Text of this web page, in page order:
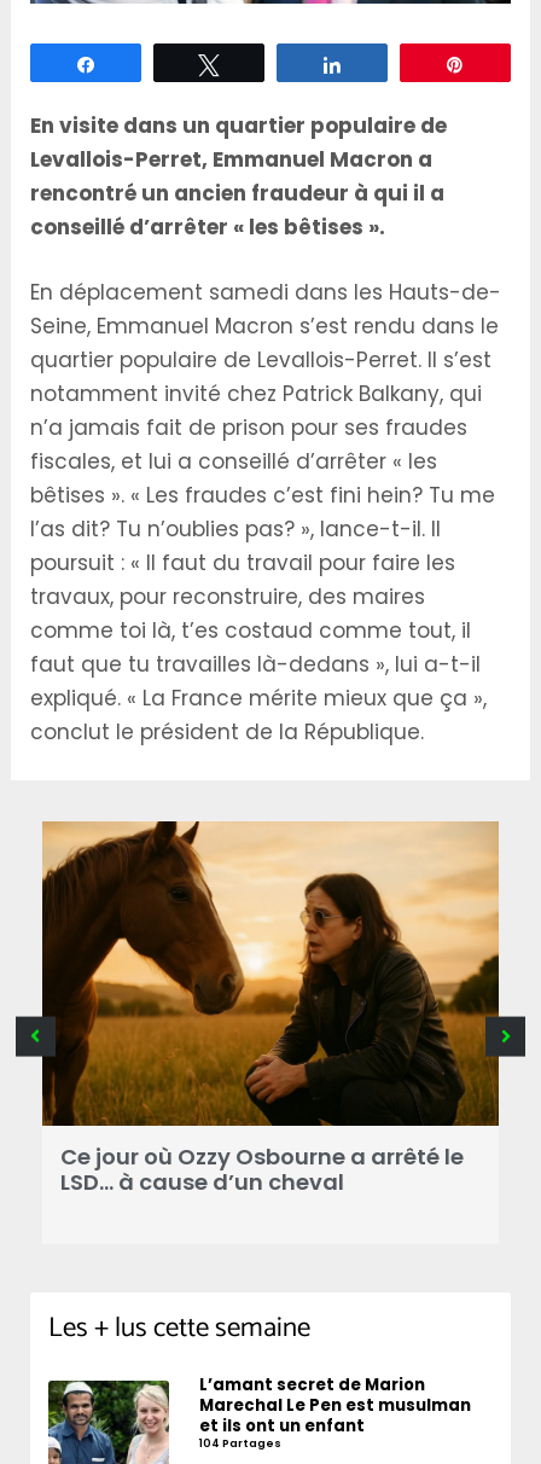
En visite dans un quartier populaire de
Levallois-Perret, Emmanuel Macron a
rencontré un ancien fraudeur à qui il a
conseillé d’arrêter « les bêtises ».
En déplacement samedi dans les Hauts-de-
Seine, Emmanuel Macron s’est rendu dans le
quartier populaire de Levallois-Perret. Il s’est
notamment invité chez Patrick Balkany, qui
n’a jamais fait de prison pour ses fraudes
fiscales, et lui a conseillé d’arrêter « les
bêtises ». « Les fraudes c’est fini hein? Tu me
l’as dit? Tu n’oublies pas? », lance-t-il. Il
poursuit : « Il faut du travail pour faire les
travaux, pour reconstruire, des maires
comme toi là, t’es costaud comme tout, il
faut que tu travailles là-dedans », lui a-t-il
expliqué. « La France mérite mieux que ça »,
conclut le président de la République.
Ce jour où Ozzy Osbourne a arrêté le
LSD… à cause d’un cheval
Les + lus cette semaine
L’amant secret de Marion
Marechal Le Pen est musulman
et ils ont un enfant
104 Partages